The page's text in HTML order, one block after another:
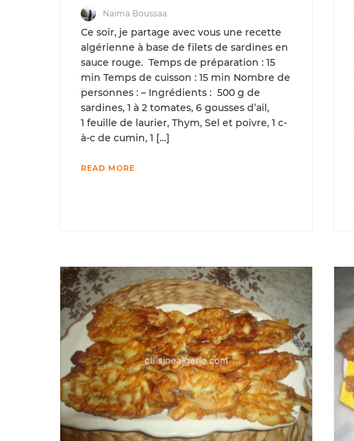
Naima Boussaa
Ce soir, je partage avec vous une recette
algérienne à base de filets de sardines en
sauce rouge. Temps de préparation : 15
min Temps de cuisson : 15 min Nombre de
personnes : – Ingrédients : 500 g de
sardines, 1 à 2 tomates, 6 gousses d’ail,
1 feuille de laurier, Thym, Sel et poivre, 1 c-
à-c de cumin, 1 […]
READ MORE